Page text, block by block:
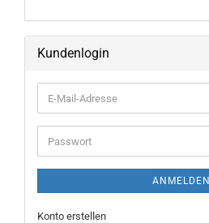
Kundenlogin
E-
Mail-
Adresse
Passwort
ANMELDEN
Konto erstellen